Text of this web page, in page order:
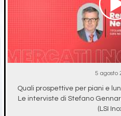
5 agosto
Quali prospettive per piani e
Le interviste di Stefano
(LSI